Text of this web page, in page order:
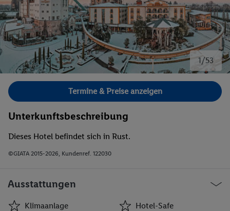
1/53
Bild 1 von 53.
Termine & Preise anzeigen
Unterkunftsbeschreibung
Dieses Hotel befindet sich in Rust.
©GIATA 2015-2026, Kundenref. 122030
Ausstattungen
Klimaanlage
Hotel-Safe